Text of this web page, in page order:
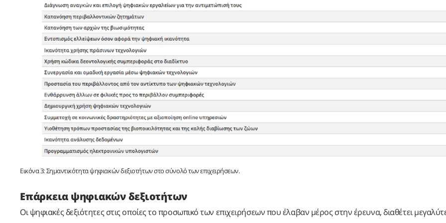
Εικόνα 3: Σημαντικότητα ψηφιακών δεξιοτήτων στο σύνολό των επιχειρήσεων.
Επάρκεια ψηφιακών δεξιοτήτων
Οι ψηφιακές δεξιότητες στις οποίες το προσωπικό των επιχειρήσεων που έλαβαν μέρος στην έρευνα, διαθέτει